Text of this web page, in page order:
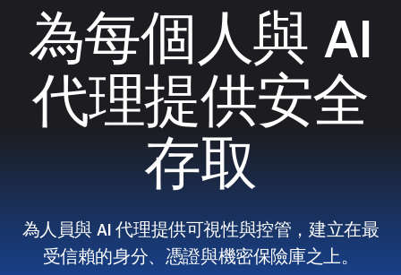
為每個人與 AI
代理提供安全
存取
為人員與 AI 代理提供可視性與控管，建立在最
受信賴的身分、憑證與機密保險庫之上。